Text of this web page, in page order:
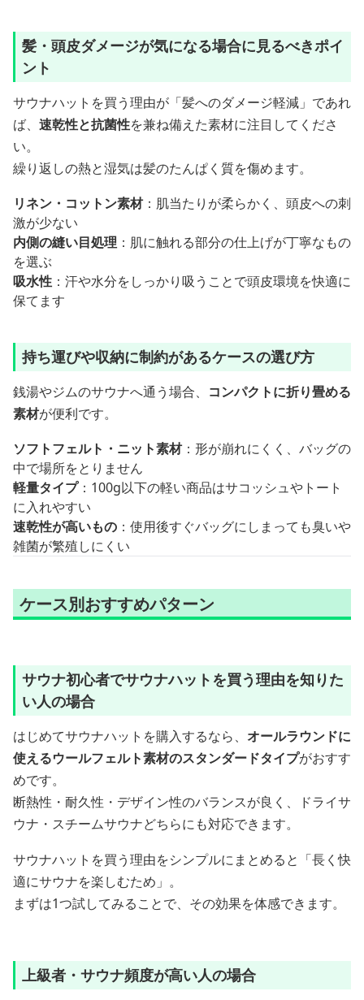
髪・頭皮ダメージが気になる場合に見るべきポイ
ント
サウナハットを買う理由が「髪へのダメージ軽減」であれ
ば、 速乾性と抗菌性を兼ね備えた素材に注目してくださ
い。
繰り返しの熱と湿気は髪のたんぱく質を傷めます。
リネン・コットン素材：肌当たりが柔らかく、頭皮への刺
激が少ない
内側の縫い目処理：肌に触れる部分の仕上げが丁寧なもの
を選ぶ
吸水性 ：汗や水分をしっかり吸うことで頭皮環境を快適に
保てます
持ち運びや収納に制約があるケースの選び方
銭湯やジムのサウナへ通う場合、 コンパクトに折り畳める
素材が便利です。
ソフトフェルト・ニット素材：形が崩れにくく、バッグの
中で場所をとりません
軽量タイプ：100g以下の軽い商品はサコッシュやトート
に入れやすい
速乾性が高いもの ：使用後すぐバッグにしまっても臭いや
雑菌が繁殖しにくい
ケース別おすすめパターン
サウナ初心者でサウナハットを買う理由を知りた
い人の場合
はじめてサウナハットを購入するなら、 オールラウンドに
使えるウールフェルト素材のスタンダードタイプがおすす
めです。
断熱性・耐久性・デザイン性のバランスが良く、ドライサ
ウナ・スチームサウナどちらにも対応できます。
サウナハットを買う理由をシンプルにまとめると「長く快
適にサウナを楽しむため」。
まずは1つ試してみることで、その効果を体感できます。
上級者・サウナ頻度が高い人の場合